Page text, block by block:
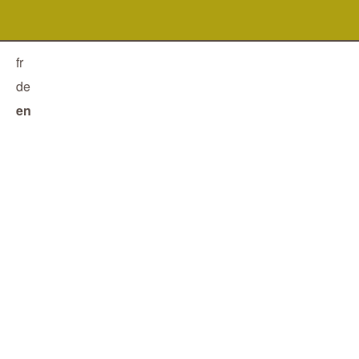
fr
de
en